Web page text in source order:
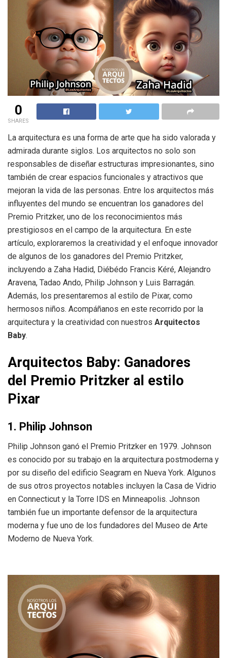
0
SHARES
La arquitectura es una forma de arte que ha sido valorada y
admirada durante siglos. Los arquitectos no solo son
responsables de diseñar estructuras impresionantes, sino
también de crear espacios funcionales y atractivos que
mejoran la vida de las personas. Entre los arquitectos más
influyentes del mundo se encuentran los ganadores del
Premio Pritzker, uno de los reconocimientos más
prestigiosos en el campo de la arquitectura. En este
artículo, exploraremos la creatividad y el enfoque innovador
de algunos de los ganadores del Premio Pritzker,
incluyendo a Zaha Hadid, Diébédo Francis Kéré, Alejandro
Aravena, Tadao Ando, Philip Johnson y Luis Barragán.
Además, los presentaremos al estilo de Pixar, como
hermosos niños. Acompáñanos en este recorrido por la
arquitectura y la creatividad con nuestros Arquitectos
Baby.
Arquitectos Baby: Ganadores
del Premio Pritzker al estilo
Pixar
1. Philip Johnson
Philip Johnson ganó el Premio Pritzker en 1979. Johnson
es conocido por su trabajo en la arquitectura postmoderna y
por su diseño del edificio Seagram en Nueva York. Algunos
de sus otros proyectos notables incluyen la Casa de Vidrio
en Connecticut y la Torre IDS en Minneapolis. Johnson
también fue un importante defensor de la arquitectura
moderna y fue uno de los fundadores del Museo de Arte
Moderno de Nueva York.